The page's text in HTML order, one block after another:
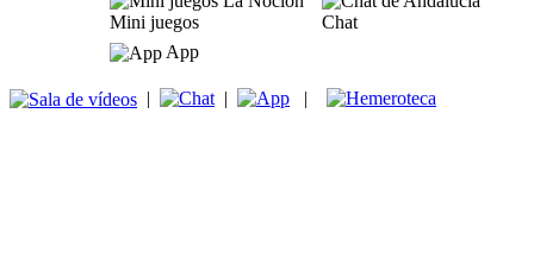
Mini juegos
Chat
App
| | |